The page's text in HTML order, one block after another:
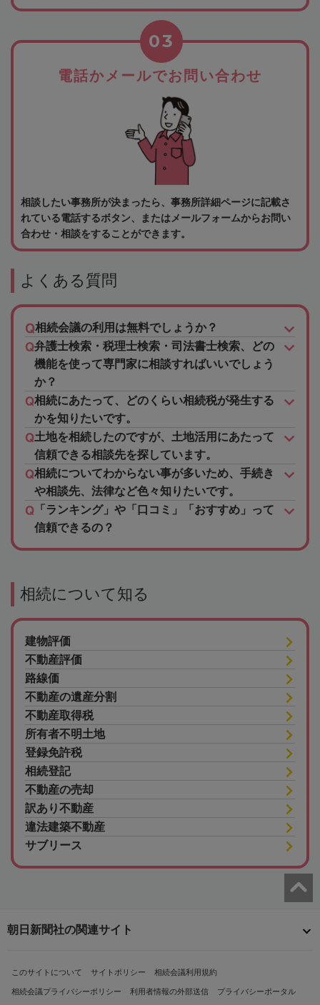
電話かメールでお問い合わせ
03
相談したい事務所が決まったら、事務所詳細ページに記載さ
れている電話するボタン、またはメールフォームからお問い
合わせ・相談をすることができます。
よくある質問
相続会議の利用は無料でしょうか？
弁護士検索・税理士検索・司法書士検索、どの
機能を使って専門家に相談すればいいでしょう
か？
相続にあたって、どのくらい相続税が発生する
かを知りたいです。
土地を相続したのですが、土地活用にあたって
信頼できる相談先を探しています。
相続についてわからない事が多いため、手続き
や相談先、法律など色々知りたいです。
「ランキング」や「口コミ」「おすすめ」って
信頼できるの？
相続について知る
建物評価
不動産評価
路線価
不動産の遺産分割
不動産取得税
所有者不明土地
登録免許税
相続登記
不動産の売却
訳あり不動産
違法建築不動産
サブリース
朝日新聞社の関連サイト
このサイトについて サイトポリシー 相続会議利用規約
相続会議プライバシーポリシー 利用者情報の外部送信 プライバシーポータル